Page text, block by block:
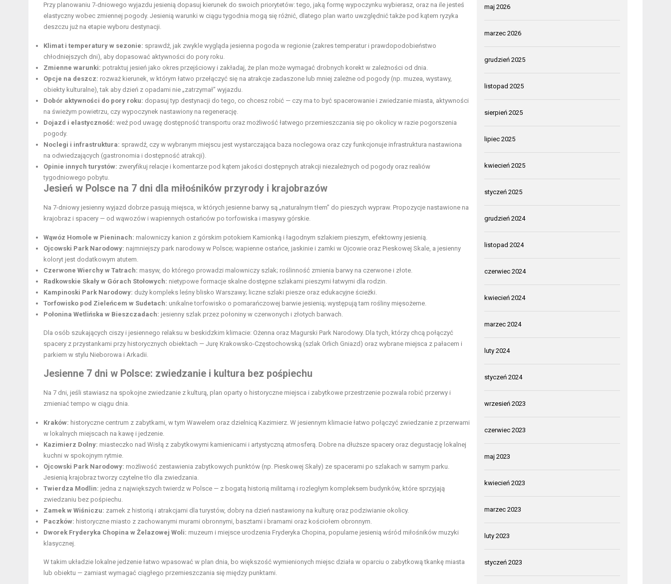
Przy planowaniu 7-dniowego wyjazdu jesienią dopasuj kierunek do swoich priorytetów: tego, jaką formę wypoczynku wybierasz, oraz na ile jesteś
elastyczny wobec zmiennej pogody. Jesienią warunki w ciągu tygodnia mogą się różnić, dlatego plan warto uwzględnić także pod kątem ryzyka
deszczu już na etapie wyboru destynacji.
Klimat i temperatury w sezonie: sprawdź, jak zwykle wygląda jesienna pogoda w regionie (zakres temperatur i prawdopodobieństwo
chłodniejszych dni), aby dopasować aktywności do pory roku.
Zmienne warunki: potraktuj jesień jako okres przejściowy i zakładaj, że plan może wymagać drobnych korekt w zależności od dnia.
Opcje na deszcz: rozważ kierunek, w którym łatwo przełączyć się na atrakcje zadaszone lub mniej zależne od pogody (np. muzea, wystawy,
obiekty kulturalne), tak aby dzień z opadami nie „zatrzymał” wyjazdu.
Dobór aktywności do pory roku: dopasuj typ destynacji do tego, co chcesz robić — czy ma to być spacerowanie i zwiedzanie miasta, aktywności
na świeżym powietrzu, czy wypoczynek nastawiony na regenerację.
Dojazd i elastyczność: weź pod uwagę dostępność transportu oraz możliwość łatwego przemieszczania się po okolicy w razie pogorszenia
pogody.
Noclegi i infrastruktura: sprawdź, czy w wybranym miejscu jest wystarczająca baza noclegowa oraz czy funkcjonuje infrastruktura nastawiona
na odwiedzających (gastronomia i dostępność atrakcji).
Opinie innych turystów: zweryfikuj relacje i komentarze pod kątem jakości dostępnych atrakcji niezależnych od pogody oraz realiów
tygodniowego pobytu.
Jesień w Polsce na 7 dni dla miłośników przyrody i krajobrazów
Na 7-dniowy jesienny wyjazd dobrze pasują miejsca, w których jesienne barwy są „naturalnym tłem” do pieszych wypraw. Propozycje nastawione na
krajobraz i spacery — od wąwozów i wapiennych ostańców po torfowiska i masywy górskie.
Wąwóz Homole w Pieninach: malowniczy kanion z górskim potokiem Kamionką i łagodnym szlakiem pieszym, efektowny jesienią.
Ojcowski Park Narodowy: najmniejszy park narodowy w Polsce; wapienne ostańce, jaskinie i zamki w Ojcowie oraz Pieskowej Skale, a jesienny
koloryt jest dodatkowym atutem.
Czerwone Wierchy w Tatrach: masyw, do którego prowadzi malowniczy szlak; roślinność zmienia barwy na czerwone i złote.
Radkowskie Skały w Górach Stołowych: nietypowe formacje skalne dostępne szlakami pieszymi łatwymi dla rodzin.
Kampinoski Park Narodowy: duży kompleks leśny blisko Warszawy; liczne szlaki piesze oraz edukacyjne ścieżki.
Torfowisko pod Zieleńcem w Sudetach: unikalne torfowisko o pomarańczowej barwie jesienią; występują tam rośliny mięsożerne.
Połonina Wetlińska w Bieszczadach: jesienny szlak przez połoniny w czerwonych i złotych barwach.
Dla osób szukających ciszy i jesiennego relaksu w beskidzkim klimacie: Ożenna oraz Magurski Park Narodowy. Dla tych, którzy chcą połączyć
spacery z przystankami przy historycznych obiektach — Jurę Krakowsko-Częstochowską (szlak Orlich Gniazd) oraz wybrane miejsca z pałacem i
parkiem w stylu Nieborowa i Arkadii.
Jesienne 7 dni w Polsce: zwiedzanie i kultura bez pośpiechu
Na 7 dni, jeśli stawiasz na spokojne zwiedzanie z kulturą, plan oparty o historyczne miejsca i zabytkowe przestrzenie pozwala robić przerwy i
zmieniać tempo w ciągu dnia.
Kraków: historyczne centrum z zabytkami, w tym Wawelem oraz dzielnicą Kazimierz. W jesiennym klimacie łatwo połączyć zwiedzanie z przerwami
w lokalnych miejscach na kawę i jedzenie.
Kazimierz Dolny: miasteczko nad Wisłą z zabytkowymi kamienicami i artystyczną atmosferą. Dobre na dłuższe spacery oraz degustację lokalnej
kuchni w spokojnym rytmie.
Ojcowski Park Narodowy: możliwość zestawienia zabytkowych punktów (np. Pieskowej Skały) ze spacerami po szlakach w samym parku.
Jesienią krajobraz tworzy czytelne tło dla zwiedzania.
Twierdza Modlin: jedna z największych twierdz w Polsce — z bogatą historią militarną i rozległym kompleksem budynków, które sprzyjają
zwiedzaniu bez pośpiechu.
Zamek w Wiśniczu: zamek z historią i atrakcjami dla turystów, dobry na dzień nastawiony na kulturę oraz podziwianie okolicy.
Paczków: historyczne miasto z zachowanymi murami obronnymi, basztami i bramami oraz kościołem obronnym.
Dworek Fryderyka Chopina w Żelazowej Woli: muzeum i miejsce urodzenia Fryderyka Chopina, popularne jesienią wśród miłośników muzyki
klasycznej.
W takim układzie lokalne jedzenie łatwo wpasować w plan dnia, bo większość wymienionych miejsc działa w oparciu o zabytkową tkankę miasta
lub obiektu — zamiast wymagać ciągłego przemieszczania się między punktami.
maj 2026
marzec 2026
grudzień 2025
listopad 2025
sierpień 2025
lipiec 2025
kwiecień 2025
styczeń 2025
grudzień 2024
listopad 2024
czerwiec 2024
kwiecień 2024
marzec 2024
luty 2024
styczeń 2024
wrzesień 2023
czerwiec 2023
maj 2023
kwiecień 2023
marzec 2023
luty 2023
styczeń 2023